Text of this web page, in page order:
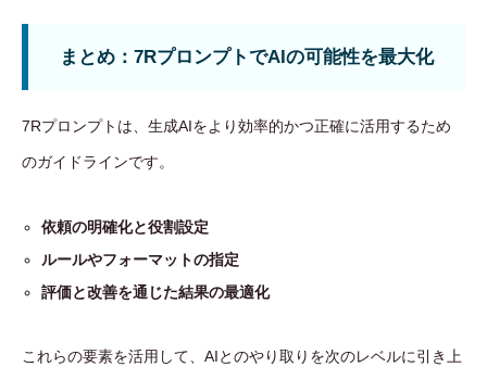
まとめ：7RプロンプトでAIの可能性を最大化
7Rプロンプトは、生成AIをより効率的かつ正確に活用するため
のガイドラインです。
依頼の明確化と役割設定
ルールやフォーマットの指定
評価と改善を通じた結果の最適化
これらの要素を活用して、AIとのやり取りを次のレベルに引き上